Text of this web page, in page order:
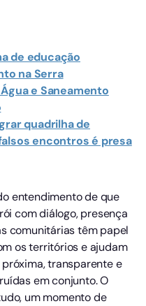
de educação
na Serra
e Saneamento
quadrilha de
encontros é presa
entendimento de que
com diálogo, presença
comunitárias têm papel
os territórios e ajudam
transparente e
em conjunto. O
um momento de